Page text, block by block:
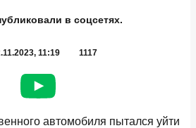
в соцсетях.
11:19 1117
автомобиля пытался уйти